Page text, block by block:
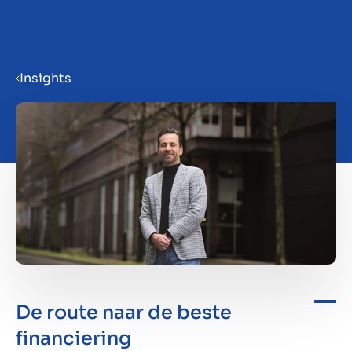
Bedrijf verkoopklaar maken
Bedrijf verkopen
Bedrijf kopen
Investeren
Insights
Insights
De route naar de beste
financiering